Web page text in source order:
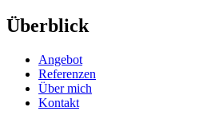
Überblick
Angebot
Referenzen
Über mich
Kontakt